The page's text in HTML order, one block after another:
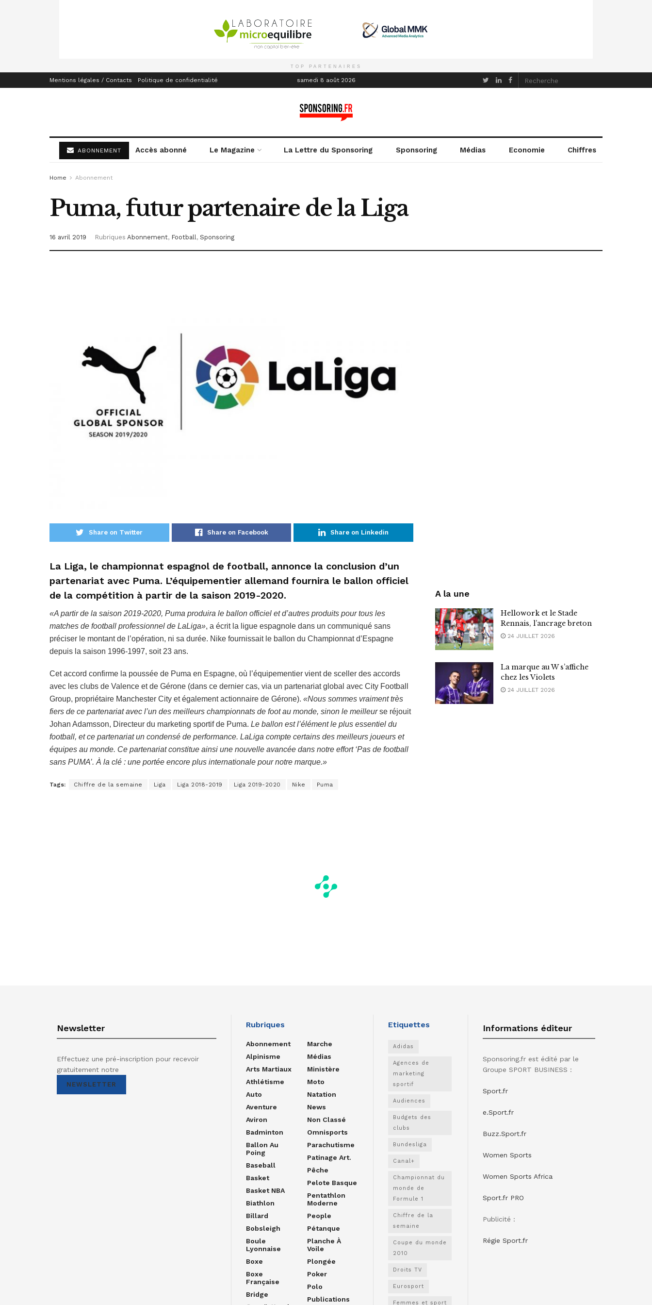
TOP PARTENAIRES
Mentions légales / Contacts Politique de confidentialité samedi 8 août 2026
ABONNEMENT Accès abonné Le Magazine La Lettre du Sponsoring Sponsoring Médias Economie Chiffres
Home Abonnement
Puma, futur partenaire de la Liga
16 avril 2019 Rubriques Abonnement, Football, Sponsoring
Share on Twitter Share on Facebook Share on Linkedin
La Liga, le championnat espagnol de football, annonce la conclusion d’un
partenariat avec Puma. L’équipementier allemand fournira le ballon officiel
de la compétition à partir de la saison 2019-2020.
«A partir de la saison 2019-2020, Puma produira le ballon officiel et d’autres produits pour tous les
matches de football professionnel de LaLiga», a écrit la ligue espagnole dans un communiqué sans
préciser le montant de l’opération, ni sa durée. Nike fournissait le ballon du Championnat d’Espagne
depuis la saison 1996-1997, soit 23 ans.
Cet accord confirme la poussée de Puma en Espagne, où l’équipementier vient de sceller des accords
avec les clubs de Valence et de Gérone (dans ce dernier cas, via un partenariat global avec City Football
Group, propriétaire Manchester City et également actionnaire de Gérone). «Nous sommes vraiment très
fiers de ce partenariat avec l’un des meilleurs championnats de foot au monde, sinon le meilleurse réjouit
Johan Adamsson, Directeur du marketing sportif de Puma. Le ballon est l’élément le plus essentiel du
football, et ce partenariat un condensé de performance. LaLiga compte certains des meilleurs joueurs et
équipes au monde. Ce partenariat constitue ainsi une nouvelle avancée dans notre effort ‘Pas de football
sans PUMA’. À la clé : une portée encore plus internationale pour notre marque.»
Tags: Chiffre de la semaine Liga Liga 2018-2019 Liga 2019-2020 Nike Puma
A la une
Hellowork et le Stade
Rennais, l’ancrage breton
24 JUILLET 2026
La marque au W s’affiche
chez les Violets
24 JUILLET 2026
Newsletter
Effectuez une pré-inscription pour recevoir
gratuitement notre
NEWSLETTER
Rubriques
Abonnement
Alpinisme
Arts Martiaux
Athlétisme
Auto
Aventure
Aviron
Badminton
Ballon Au
Poing
Baseball
Basket
Basket NBA
Biathlon
Billard
Bobsleigh
Boule
Lyonnaise
Boxe
Boxe
Française
Bridge
Marche
Médias
Ministère
Moto
Natation
News
Non Classé
Omnisports
Parachutisme
Patinage Art.
Pêche
Pelote Basque
Pentathlon
Moderne
People
Pétanque
Planche À
Voile
Plongée
Poker
Polo
Publications
Etiquettes
Adidas
Agences de
marketing
sportif
Audiences
Budgets des
clubs
Bundesliga
Canal+
Championnat du
monde de
Formule 1
Chiffre de la
semaine
Coupe du monde
2010
Droits TV
Eurosport
Femmes et sport
Informations éditeur
Sponsoring.fr est édité par le
Groupe SPORT BUSINESS :
Sport.fr
e.Sport.fr
Buzz.Sport.fr
Women Sports
Women Sports Africa
Sport.fr PRO
Publicité :
Régie Sport.fr